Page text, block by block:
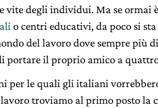
vite degli individui. Ma se ormai
o centri educativi, da poco si
del lavoro dove sempre più
portare il proprio amico a
per le quali gli italiani
troviamo al primo posto la